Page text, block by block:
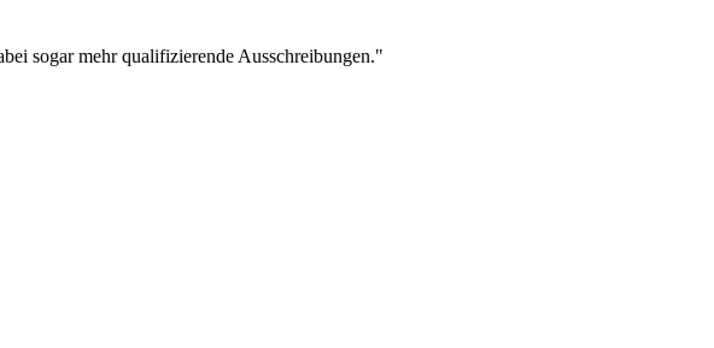
sogar mehr qualifizierende Ausschreibungen."